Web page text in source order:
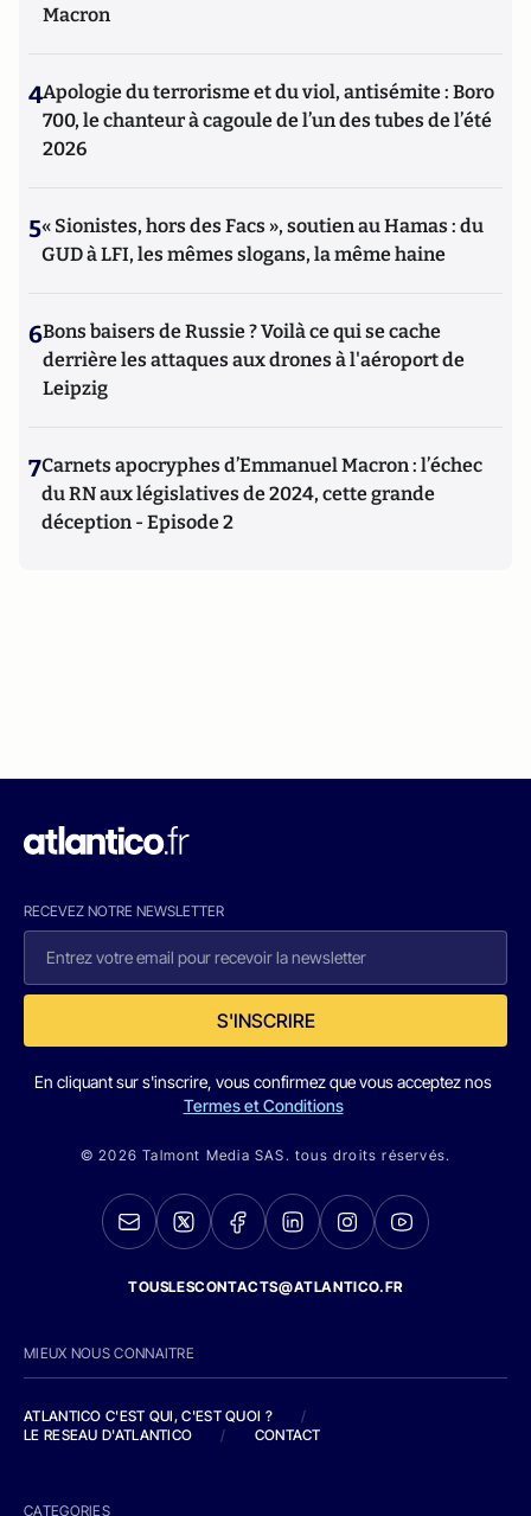
Macron
4Apologie du terrorisme et du viol, antisémite : Boro
700, le chanteur à cagoule de l’un des tubes de l’été
2026
5« Sionistes, hors des Facs », soutien au Hamas : du
GUD à LFI, les mêmes slogans, la même haine
6Bons baisers de Russie ? Voilà ce qui se cache
derrière les attaques aux drones à l'aéroport de
Leipzig
7Carnets apocryphes d’Emmanuel Macron : l’échec
du RN aux législatives de 2024, cette grande
déception - Episode 2
RECEVEZ NOTRE NEWSLETTER
S'INSCRIRE
En cliquant sur s'inscrire, vous confirmez que vous acceptez nos
Termes et Conditions
© 2026 Talmont Media SAS. tous droits réservés.
TOUSLESCONTACTS@ATLANTICO.FR
MIEUX NOUS CONNAITRE
ATLANTICO C'EST QUI, C'EST QUOI ?
/
LE RESEAU D'ATLANTICO
/ CONTACT
CATEGORIES